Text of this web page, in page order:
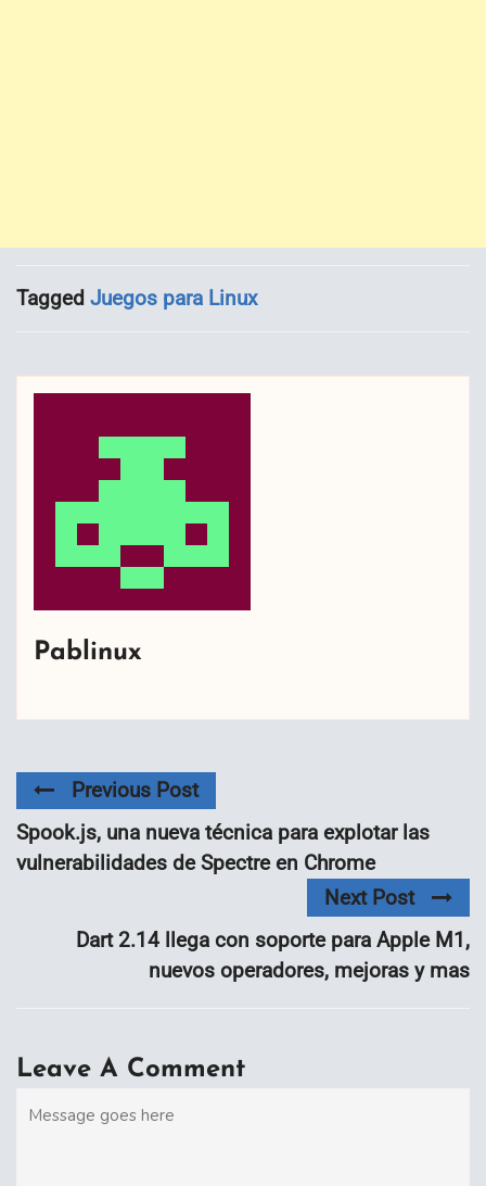
Tagged Juegos para Linux
Pablinux
Previous Post
Spook.js, una nueva técnica para explotar las
vulnerabilidades de Spectre en Chrome
Next Post
Dart 2.14 llega con soporte para Apple M1,
nuevos operadores, mejoras y mas
Leave A Comment